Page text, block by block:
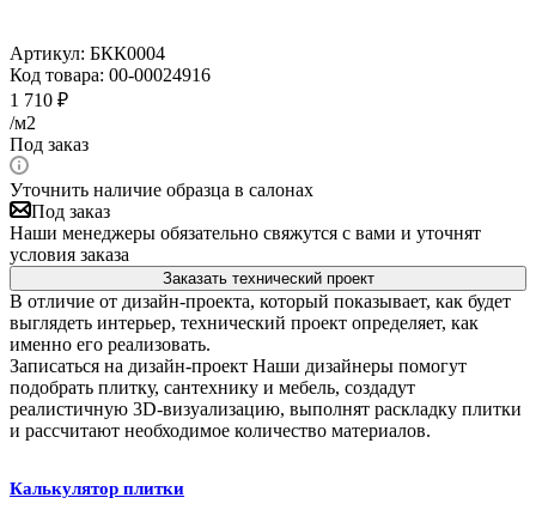
Артикул: БКК0004
Код товара: 00-00024916
1 710 ₽
/м2
Под заказ
Уточнить наличие образца в салонах
Под заказ
Наши менеджеры обязательно свяжутся с вами и уточнят
условия заказа
Заказать технический проект
В отличие от дизайн-проекта, который показывает, как будет
выглядеть интерьер, технический проект определяет, как
именно его реализовать.
Записаться на дизайн-проект Наши дизайнеры помогут
подобрать плитку, сантехнику и мебель, создадут
реалистичную 3D-визуализацию, выполнят раскладку плитки
и рассчитают необходимое количество материалов.
Калькулятор плитки